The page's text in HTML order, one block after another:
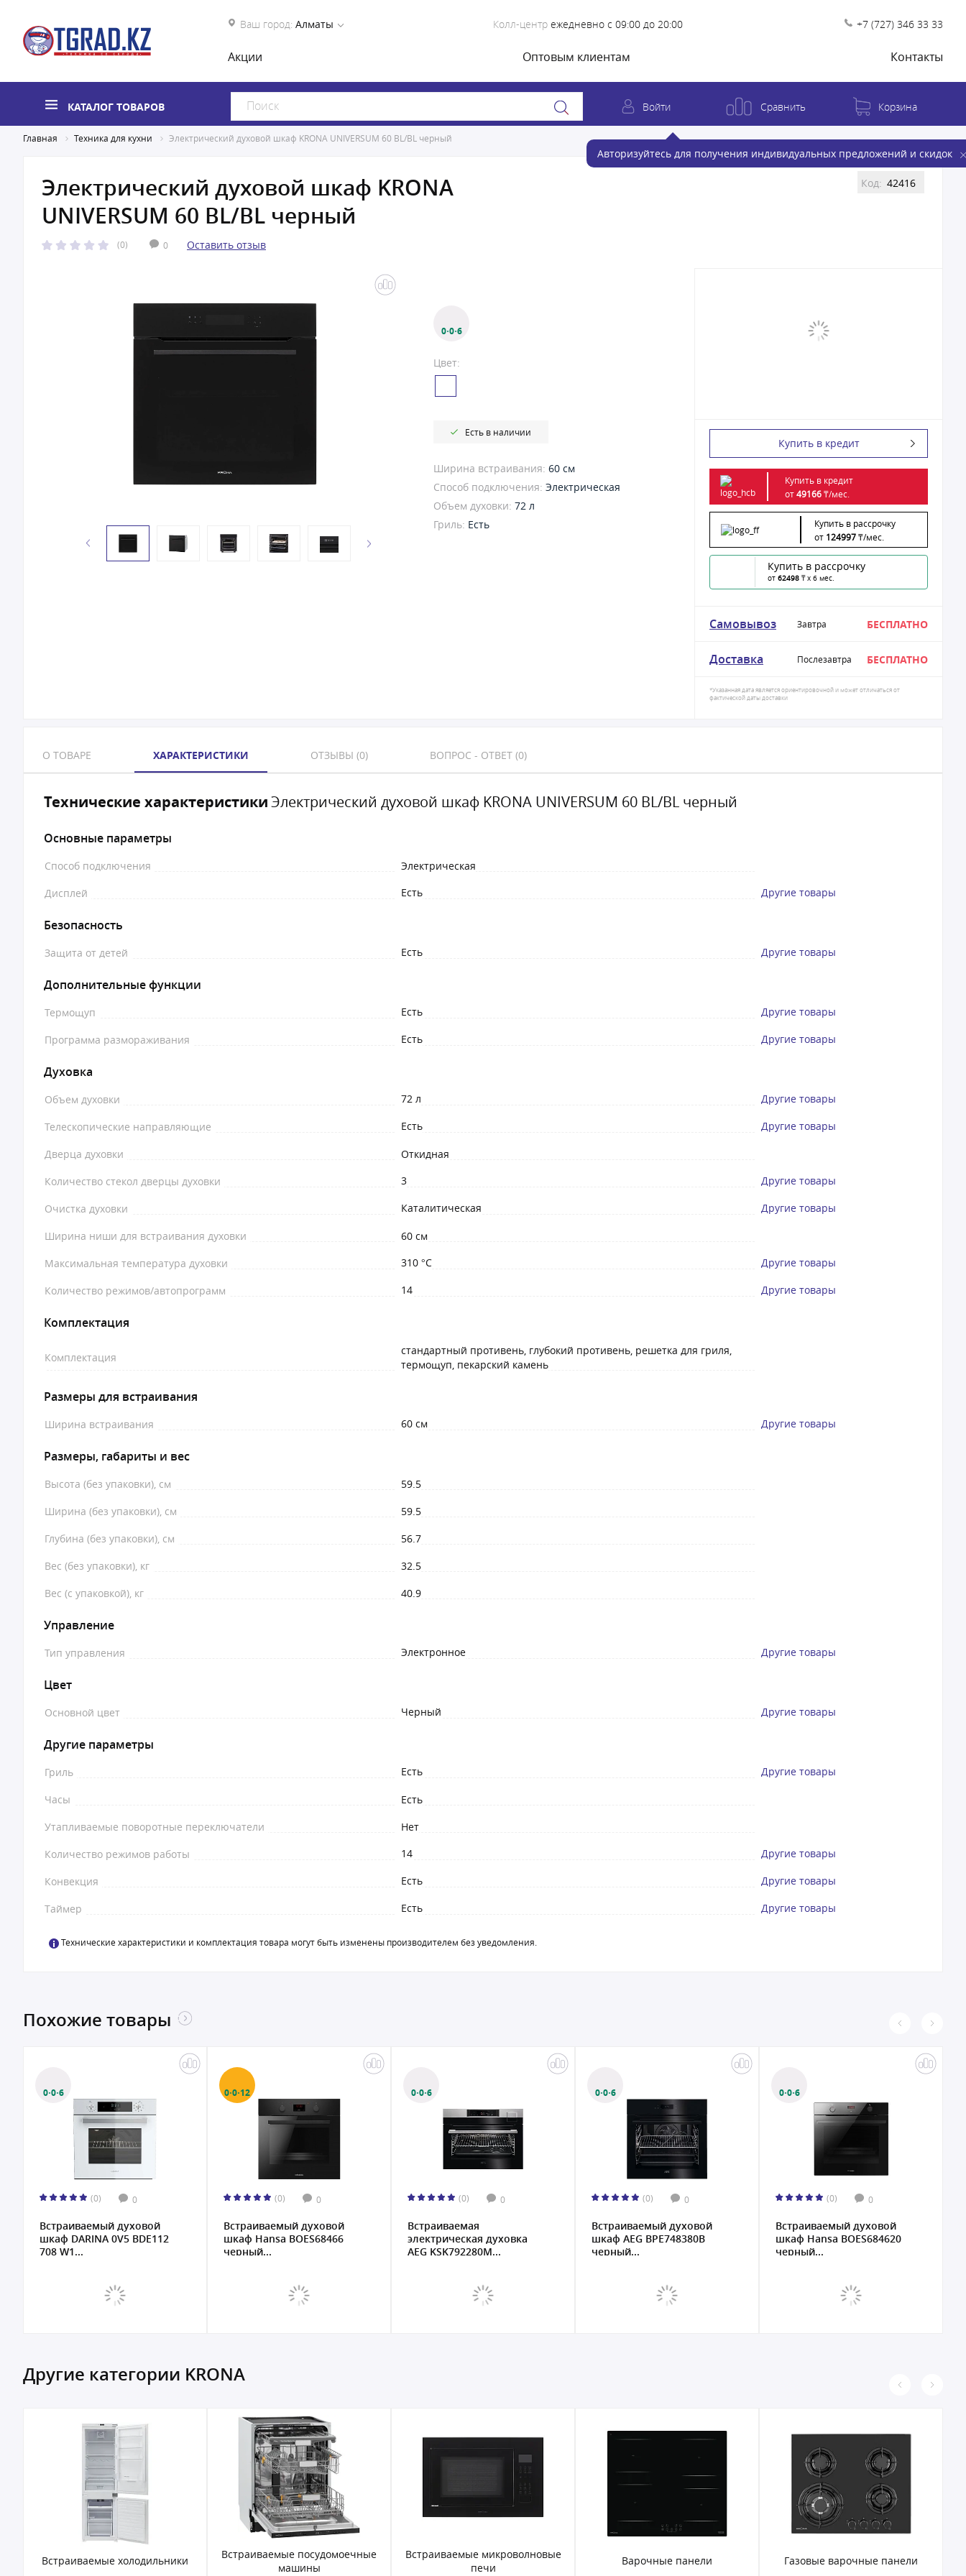
Ваш город: Алматы Колл-центр ежедневно с 09:00 до 20:00 +7 (727) 346 33 33
Акции Оптовым клиентам Контакты
КАТАЛОГ ТОВАРОВ Войти
Авторизуйтесь для получения индивидуальных предложений и скидок
Сравнить Корзина
Главная Техника для кухни Электрический духовой шкаф KRONA UNIVERSUM 60 BL/BL черный
Электрический духовой шкаф KRONA
UNIVERSUM 60 BL/BL черный
(0) 0 Оставить отзыв
Код: 42416
0·0·6
Цвет:
Есть в наличии
Ширина встраивания: 60 см
Способ подключения: Электрическая
Объем духовки: 72 л
Гриль: Есть
Купить в кредит
Купить в кредит
от49166₸/мес.
Купить в рассрочку
от 124997₸/мес.
Купить в рассрочку
от 62498 ₸ x 6 мес.
Самовывоз Завтра БЕСПЛАТНО
Доставка Послезавтра БЕСПЛАТНО
*Указанная дата является ориентировочной и может отличаться от
фактической даты доставки
О ТОВАРЕ ХАРАКТЕРИСТИКИ ОТЗЫВЫ (0) ВОПРОС - ОТВЕТ (0)
Технические характеристикиЭлектрический духовой шкаф KRONA UNIVERSUM 60 BL/BL черный
Основные параметры
Способ подключения
Электрическая
Дисплей
Есть Другие товары
Безопасность
Защита от детей Есть Другие товары
Дополнительные функции
Термощуп Есть Другие товары
Программа размораживания Есть Другие товары
Духовка
Объем духовки 72 л Другие товары
Телескопические направляющие Есть Другие товары
Дверца духовки
Откидная
Количество стекол дверцы духовки
3 Другие товары
Очистка духовки Каталитическая Другие товары
Ширина ниши для встраивания духовки
60 см
Максимальная температура духовки
310 °C Другие товары
Количество режимов/автопрограмм 14 Другие товары
Комплектация
Комплектация
стандартный противень, глубокий противень, решетка для гриля,
термощуп, пекарский камень
Размеры для встраивания
Ширина встраивания 60 см Другие товары
Размеры, габариты и вес
Высота (без упаковки), см
59.5
Ширина (без упаковки), см
59.5
Глубина (без упаковки), см
56.7
Вес (без упаковки), кг
32.5
Вес (с упаковкой), кг
40.9
Управление
Тип управления Электронное Другие товары
Цвет
Основной цвет Черный Другие товары
Другие параметры
Гриль Есть Другие товары
Часы
Есть
Утапливаемые поворотные переключатели
Нет
Количество режимов работы
14 Другие товары
Конвекция Есть Другие товары
Таймер Есть Другие товары
Технические характеристики и комплектация товара могут быть изменены производителем без уведомления.
Похожие товары
0·0·12
(0) 0
Встраиваемый духовой
шкаф Hansa BOES68466
черный...
0·0·6
(0) 0
Встраиваемая
электрическая духовка
AEG KSK792280M...
0·0·6
(0) 0
Встраиваемый духовой
шкаф AEG BPE748380B
черный...
0·0·6
(0) 0
Встраиваемый духовой
шкаф Hansa BOES684620
черный...
0·0·12
(0) 0
Встраиваемый духовой
шкаф Hansa BOES68438
черный...
Другие категории KRONA
машины
Встраиваемые микроволновые
печи
Варочные панели Газовые варочные панели Электрические варочные панели